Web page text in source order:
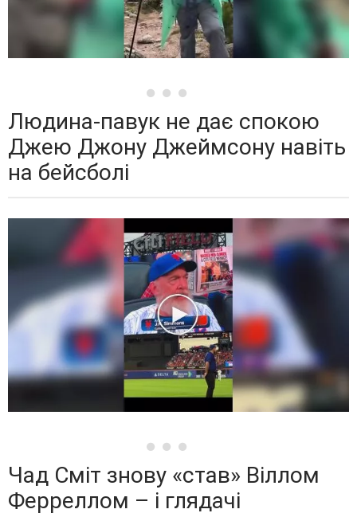
Людина-павук не дає спокою
Джею Джону Джеймсону навіть
на бейсболі
Чад Сміт знову «став» Віллом
Ферреллом – і глядачі